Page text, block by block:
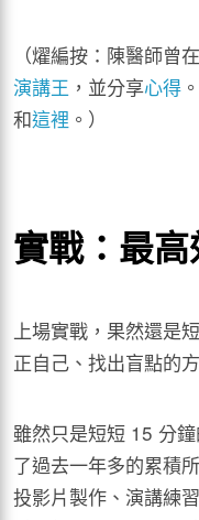
（燿編按：陳醫師曾
演講王 ，並分享心得
和這裡 。）
實戰：最
上場實戰，果然還是
正自己、找出盲點的
雖然只是短短 15 分
了過去一年多的累積
投影片製作、演講練